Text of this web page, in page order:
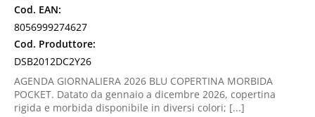
Cod. EAN:
8056999274627
Cod. Produttore:
DSB2012DC2Y26
AGENDA GIORNALIERA 2026 BLU COPERTINA MORBIDA
POCKET. Datato da gennaio a dicembre 2026, copertina
rigida e morbida disponibile in diversi colori; [...]